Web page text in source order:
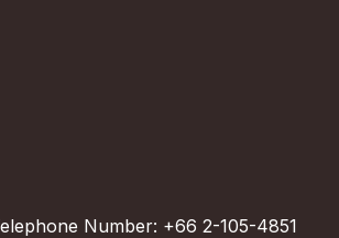
Number: +66 2-105-4851